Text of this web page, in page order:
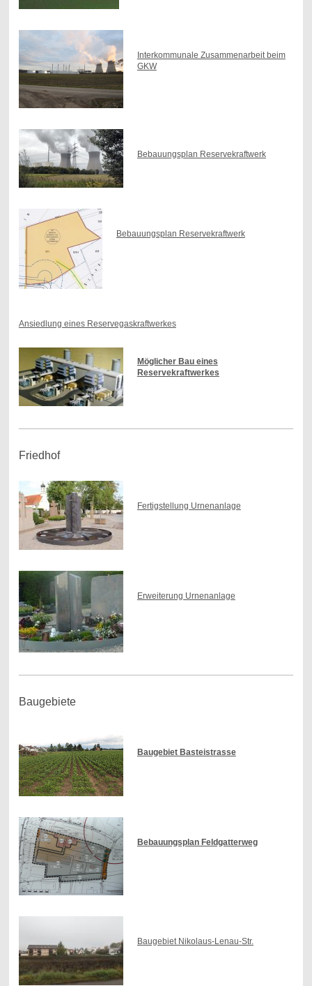
Interkommunale Zusammenarbeit beim
GKW
Bebauungsplan Reservekraftwerk
Bebauungsplan Reservekraftwerk
Ansiedlung eines Reservegaskraftwerkes
Möglicher Bau eines
Reservekraftwerkes
Friedhof
Fertigstellung Urnenanlage
Erweiterung Urnenanlage
Baugebiete
Baugebiet Basteistrasse
Bebauungsplan Feldgatterweg
Baugebiet Nikolaus-Lenau-Str.